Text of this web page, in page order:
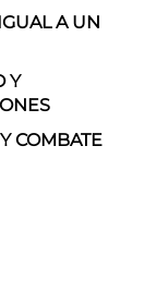
A UN
Y
COMBATE